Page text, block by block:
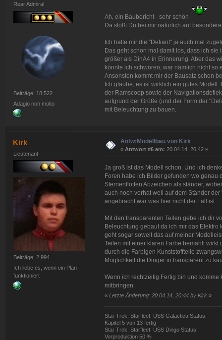
Rear Admiral
Beiträge: 18.522
Adagio non molto
Ah, ein Baubericht - sehr schön
Da stößt Du bei mir natürlich auf
Ich hatte mir die "Defiant" ja auch mal
Das geht schon mal damit los, dass ich
größer als DinA4 in Erinnerung. Aber das
könnte ich schwören, war nämlich nicht so
Ansonsten kommt mir der Bausatz schon
Ich glaube, es ist wirklich ein gutes
der Ramscoop sowie der
aufgrund der Größe (und der Form der
mit Beleuchtung zu bauen.
Kirk
Lieutenant
Beiträge: 2.994
Ich liebe es, wenn ein Plan
funktioniert
Antw:Modellbau von Kirk
« Antwort #6 am: 20.04.14, 20:42 »
Ja groß ist das Modell schon. Und ich
Foren habe ich Bilder gefunden wo genau
Sternenflotten Abzeichen als ständer,
auch noch vorhat weil auf dem Ständer
angebracht war was hier nicht der Fall ist.
Mit den transparenten Teilen gebe ich dir
Beleuchtung gebaut da ich mir das
geht sogar soweit das auf meiner
Teilen mit einer klaren Farbe bemahlt
durch die Farbigen Kunststoffteile
Möglichkeit die Dinger in transparent zu
Wenn ich rechtzeitig Fertig bin und
mitbringen.
« Letzte Änderung: 20.04.14, 20:44 by Kirk»
Star Trek: Starfleet: USS Galactica Status:
Kapitel 5 von 13 fertig
Star Trek: Starfleet: USS Dingo Status:
Vorproduktion 50 %